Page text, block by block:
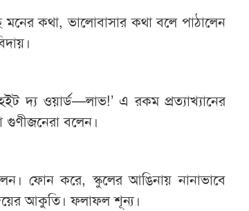
কথা, ভালোবাসার কথা বলে পাঠালেন
দ্য ওয়ার্ড—লাভ!’ এ রকম প্রত্যাখ্যানের
বলেন।
ফোন করে, স্কুলের আঙিনায় নানাভাবে
আকুতি। ফলাফল শূন্য।